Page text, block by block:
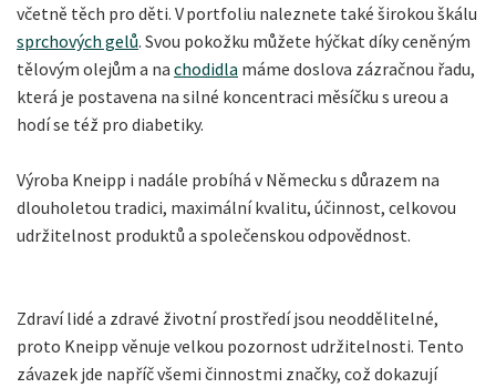
včetně těch pro děti. V portfoliu naleznete také širokou škálu
sprchových gelů. Svou pokožku můžete hýčkat díky ceněným
tělovým olejům a na chodidla máme doslova zázračnou řadu,
která je postavena na silné koncentraci měsíčku s ureou a
hodí se též pro diabetiky.
Výroba Kneipp i nadále probíhá v Německu s důrazem na
dlouholetou tradici, maximální kvalitu, účinnost, celkovou
udržitelnost produktů a společenskou odpovědnost.
Zdraví lidé a zdravé životní prostředí jsou neoddělitelné,
proto Kneipp věnuje velkou pozornost udržitelnosti. Tento
závazek jde napříč všemi činnostmi značky, což dokazují